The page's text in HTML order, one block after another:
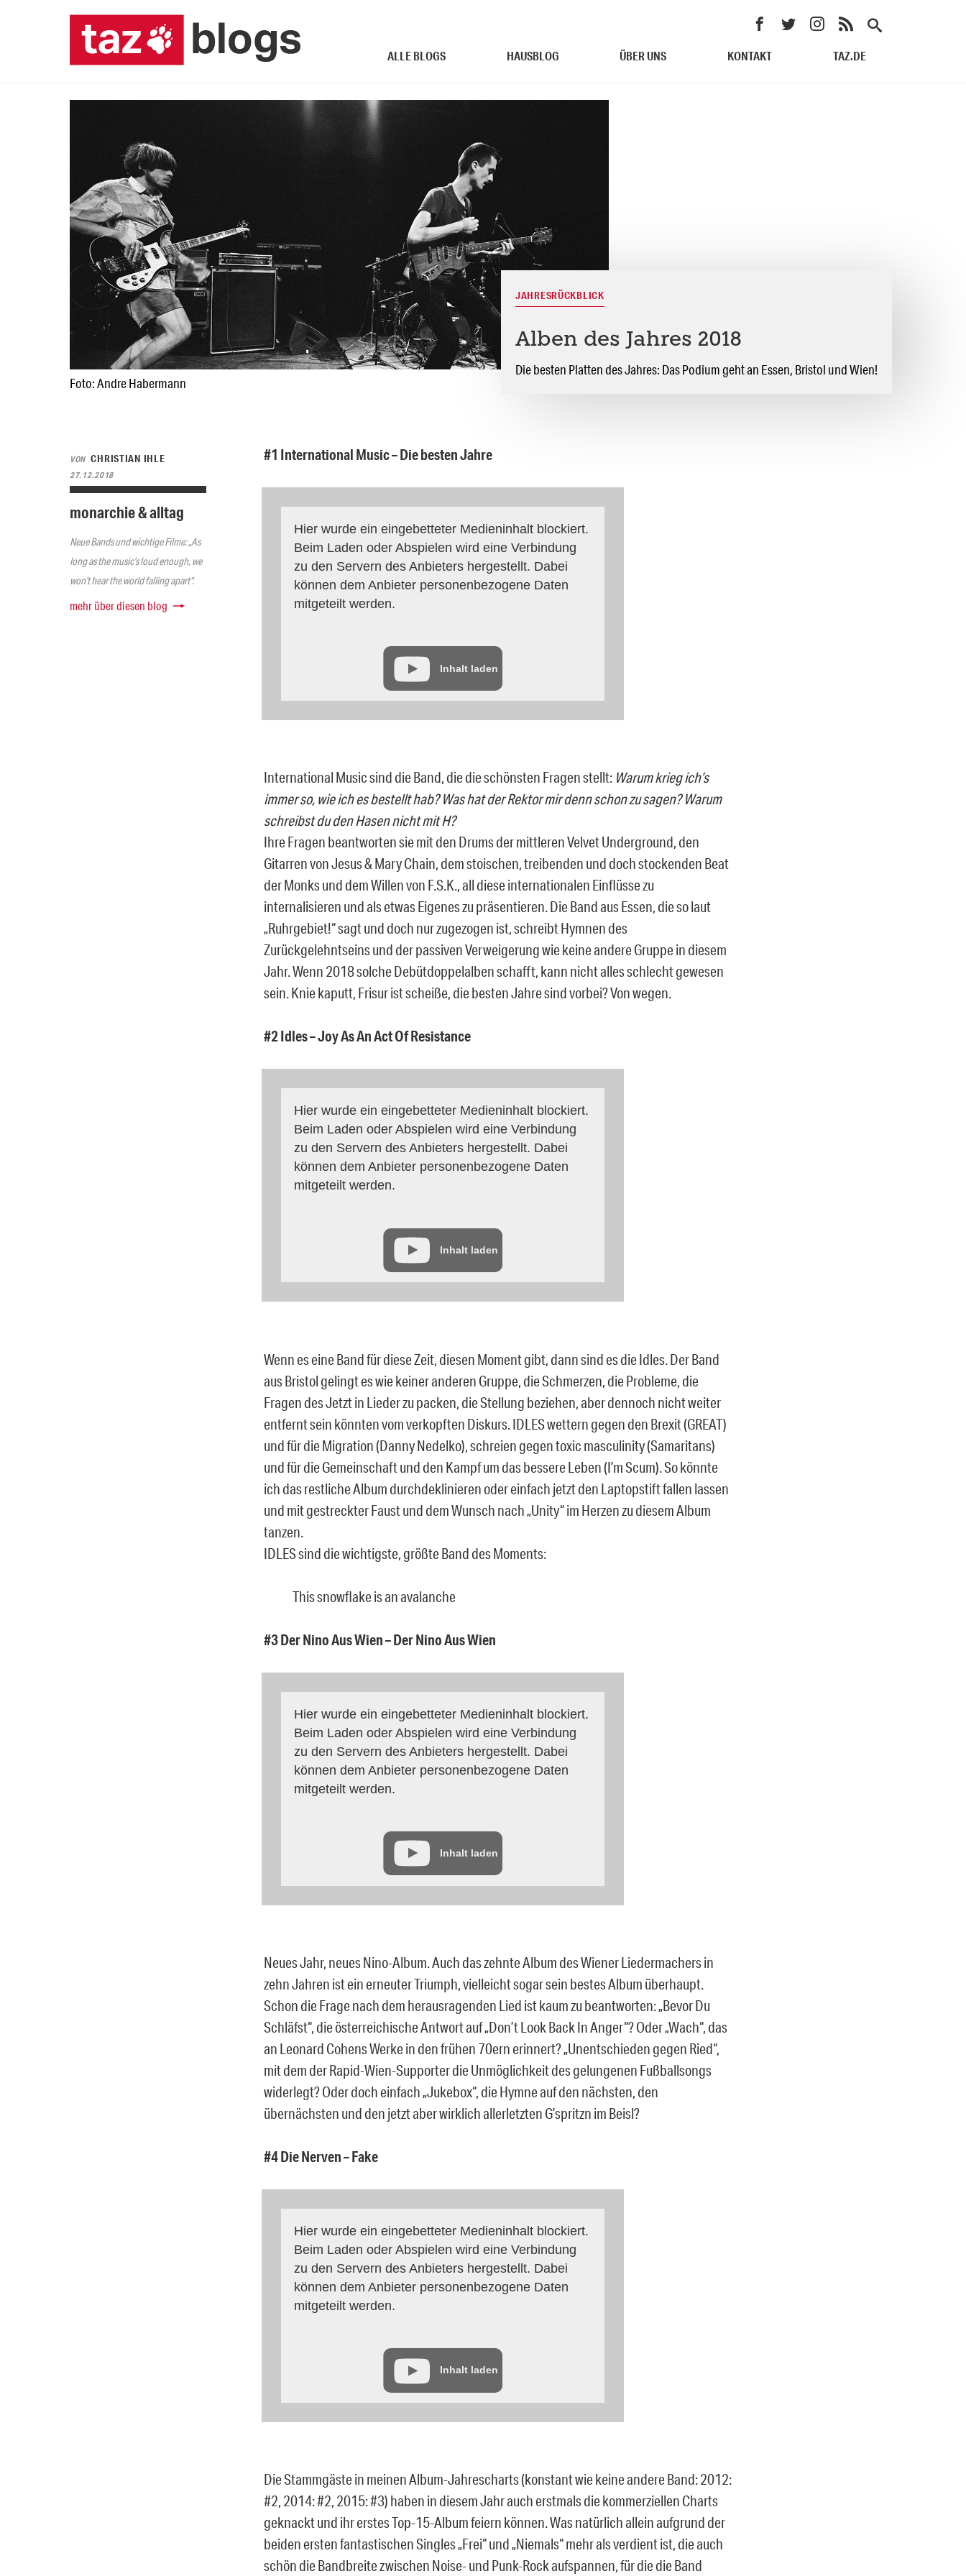
ALLE BLOGS HAUSBLOG ÜBER UNS KONTAKT TAZ.DE
Foto: Andre Habermann
JAHRESRÜCKBLICK
Alben des Jahres 2018
Die besten Platten des Jahres: Das Podium geht an Essen, Bristol und Wien!
VON CHRISTIAN IHLE
27.12.2018
monarchie & alltag
Neue Bands und wichtige Filme: „As
long as the music’s loud enough, we
won’t hear the world falling apart“.
mehr über diesen blog
#1 International Music – Die besten Jahre
Hier wurde ein eingebetteter Medieninhalt blockiert.
Beim Laden oder Abspielen wird eine Verbindung
zu den Servern des Anbieters hergestellt. Dabei
können dem Anbieter personenbezogene Daten
mitgeteilt werden.
Inhalt laden
International Music sind die Band, die die schönsten Fragen stellt: Warum krieg ich’s
immer so, wie ich es bestellt hab? Was hat der Rektor mir denn schon zu sagen? Warum
schreibst du den Hasen nicht mit H?
Ihre Fragen beantworten sie mit den Drums der mittleren Velvet Underground, den
Gitarren von Jesus & Mary Chain, dem stoischen, treibenden und doch stockenden Beat
der Monks und dem Willen von F.S.K., all diese internationalen Einflüsse zu
internalisieren und als etwas Eigenes zu präsentieren. Die Band aus Essen, die so laut
„Ruhrgebiet!“ sagt und doch nur zugezogen ist, schreibt Hymnen des
Zurückgelehntseins und der passiven Verweigerung wie keine andere Gruppe in diesem
Jahr. Wenn 2018 solche Debütdoppelalben schafft, kann nicht alles schlecht gewesen
sein. Knie kaputt, Frisur ist scheiße, die besten Jahre sind vorbei? Von wegen.
#2 Idles – Joy As An Act Of Resistance
Hier wurde ein eingebetteter Medieninhalt blockiert.
Beim Laden oder Abspielen wird eine Verbindung
zu den Servern des Anbieters hergestellt. Dabei
können dem Anbieter personenbezogene Daten
mitgeteilt werden.
Inhalt laden
Wenn es eine Band für diese Zeit, diesen Moment gibt, dann sind es die Idles. Der Band
aus Bristol gelingt es wie keiner anderen Gruppe, die Schmerzen, die Probleme, die
Fragen des Jetzt in Lieder zu packen, die Stellung beziehen, aber dennoch nicht weiter
entfernt sein könnten vom verkopften Diskurs. IDLES wettern gegen den Brexit (GREAT)
und für die Migration (Danny Nedelko), schreien gegen toxic masculinity (Samaritans)
und für die Gemeinschaft und den Kampf um das bessere Leben (I’m Scum). So könnte
ich das restliche Album durchdeklinieren oder einfach jetzt den Laptopstift fallen lassen
und mit gestreckter Faust und dem Wunsch nach „Unity“ im Herzen zu diesem Album
tanzen.
IDLES sind die wichtigste, größte Band des Moments:
This snowflake is an avalanche
#3 Der Nino Aus Wien – Der Nino Aus Wien
Hier wurde ein eingebetteter Medieninhalt blockiert.
Beim Laden oder Abspielen wird eine Verbindung
zu den Servern des Anbieters hergestellt. Dabei
können dem Anbieter personenbezogene Daten
mitgeteilt werden.
Inhalt laden
Neues Jahr, neues Nino-Album. Auch das zehnte Album des Wiener Liedermachers in
zehn Jahren ist ein erneuter Triumph, vielleicht sogar sein bestes Album überhaupt.
Schon die Frage nach dem herausragenden Lied ist kaum zu beantworten: „Bevor Du
Schläfst“, die österreichische Antwort auf „Don’t Look Back In Anger“? Oder „Wach“, das
an Leonard Cohens Werke in den frühen 70ern erinnert? „Unentschieden gegen Ried“,
mit dem der Rapid-Wien-Supporter die Unmöglichkeit des gelungenen Fußballsongs
widerlegt? Oder doch einfach „Jukebox“, die Hymne auf den nächsten, den
übernächsten und den jetzt aber wirklich allerletzten G’spritzn im Beisl?
#4 Die Nerven – Fake
Hier wurde ein eingebetteter Medieninhalt blockiert.
Beim Laden oder Abspielen wird eine Verbindung
zu den Servern des Anbieters hergestellt. Dabei
können dem Anbieter personenbezogene Daten
mitgeteilt werden.
Inhalt laden
Die Stammgäste in meinen Album-Jahrescharts (konstant wie keine andere Band: 2012:
#2, 2014: #2, 2015: #3) haben in diesem Jahr auch erstmals die kommerziellen Charts
geknackt und ihr erstes Top-15-Album feiern können. Was natürlich allein aufgrund der
beiden ersten fantastischen Singles „Frei“ und „Niemals“ mehr als verdient ist, die auch
schön die Bandbreite zwischen Noise- und Punk-Rock aufspannen, für die die Band